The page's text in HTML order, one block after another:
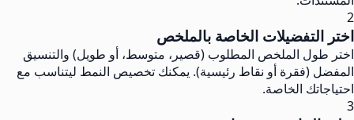
2
اختر التفضيلات الخاصة بالملخص
اختر طول الملخص المطلوب (قصير، متوسط، أو طويل) والتنسيق
المفضل (فقرة أو نقاط رئيسية). يمكنك تخصيص النمط ليتناسب مع
احتياجاتك الخاصة.
3